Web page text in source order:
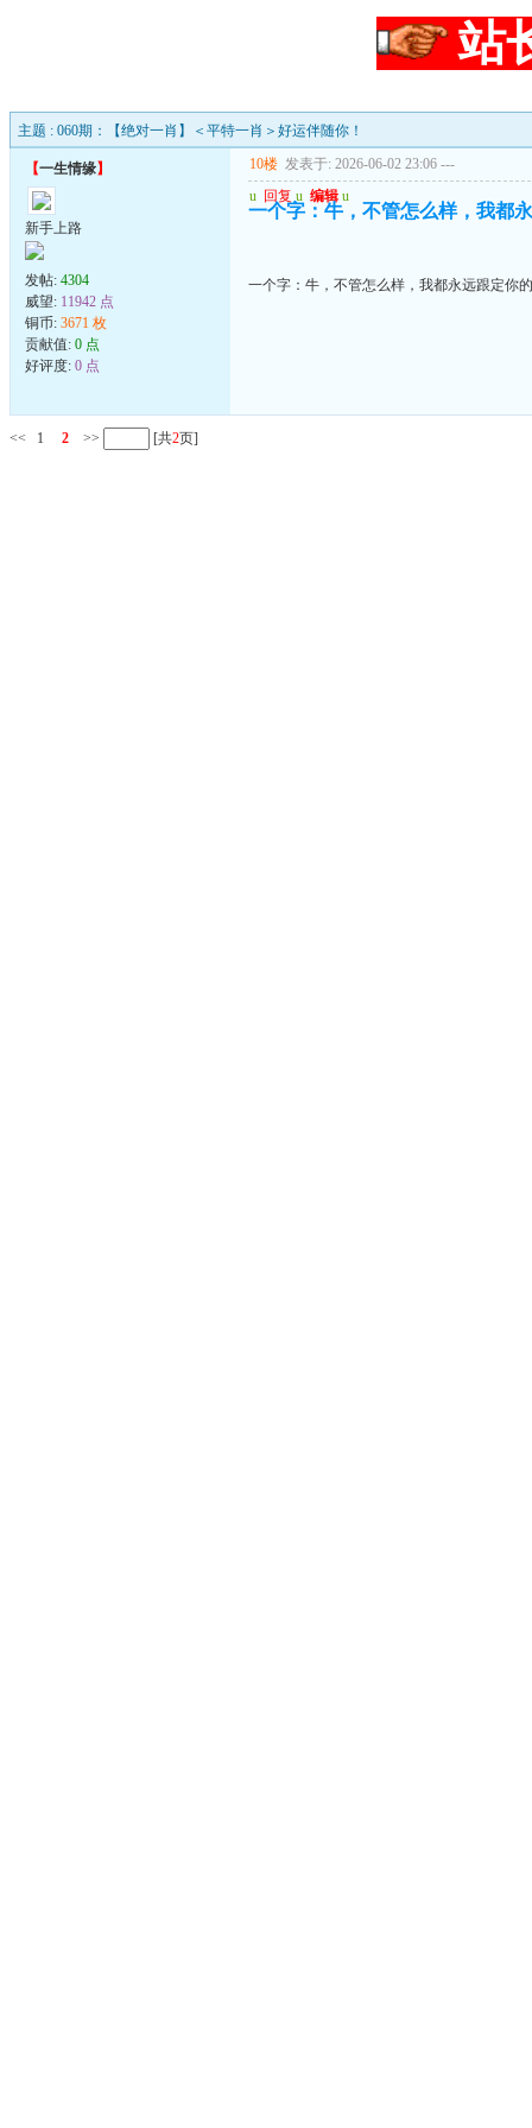
站
主题 : 060期：【绝对一肖】＜平特一肖＞好运伴随你！
【一生情缘】
新手上路
发帖: 4304
威望: 11942 点
铜币: 3671 枚
贡献值: 0 点
好评度: 0 点
10楼 发表于: 2026-06-02 23:06 ---
u 回复 u 编辑 u
一个字：牛，不管怎么样，我都
一个字：牛，不管怎么样，我都永远跟定你的
<< 1 2 >> [共2页]